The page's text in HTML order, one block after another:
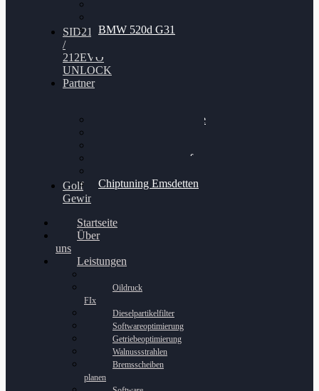
BMW 520d G31
SID212
/
212EVO
UNLOCK
Partner
Bilgenroth Performance
Chiptuning Schüttorf
Chiptuning Emsdetten
Golf
Gewinnspiel
Startseite
Über
uns
Leistungen
Oildruck
FIx
Dieselpartikelfilter
Softwareoptimierung
Getriebeoptimierung
Walnussstrahlen
Bremsscheiben
planen